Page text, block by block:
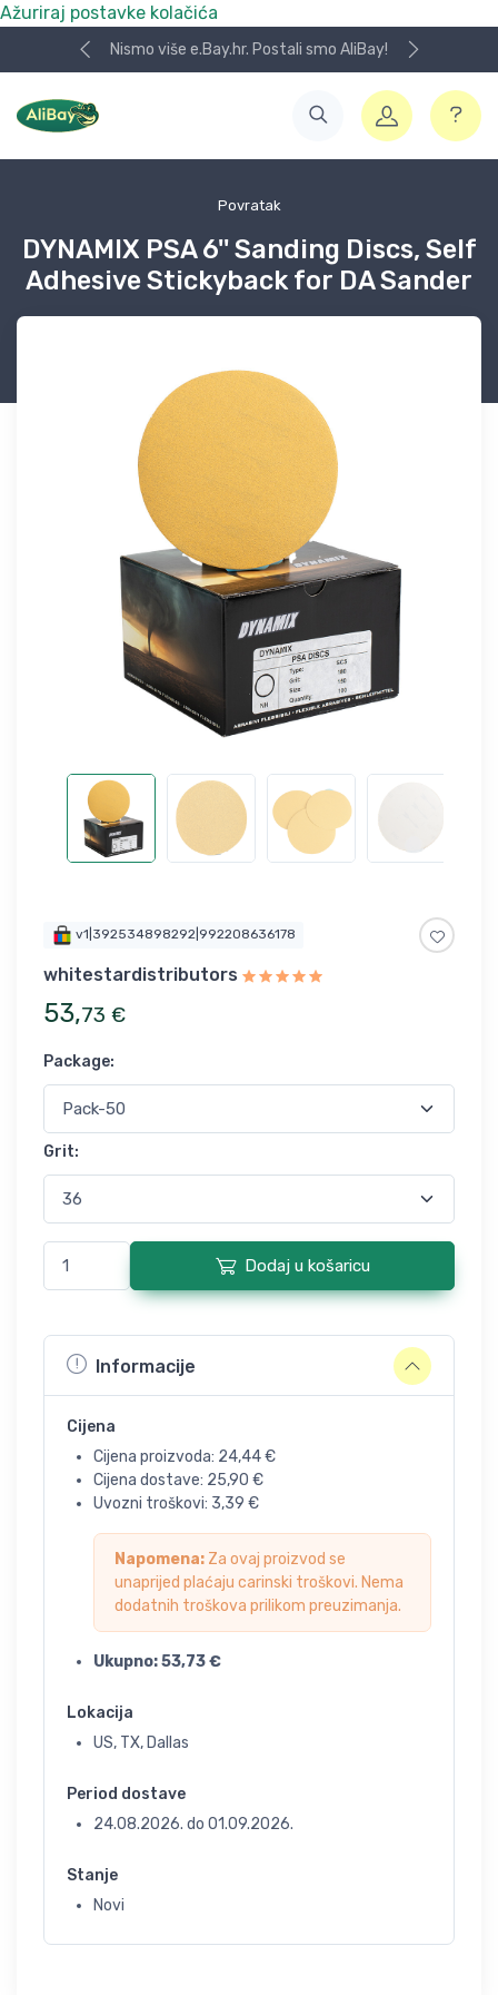
Ažuriraj postavke kolačića
Nismo više e.Bay.hr. Postali smo AliBay!
Povratak
DYNAMIX PSA 6'' Sanding Discs, Self
Adhesive Stickyback for DA Sander
v1|392534898292|992208636178
whitestardistributors
53,73 €
Package:
Grit:
Dodaj u košaricu
Informacije
Cijena
Cijena proizvoda: 24,44€
Cijena dostave: 25,90 €
Uvozni troškovi: 3,39 €
Napomena: Za ovaj proizvod se
unaprijed plaćaju carinski troškovi. Nema
dodatnih troškova prilikom preuzimanja.
Ukupno:53,73€
Lokacija
US, TX, Dallas
Period dostave
24.08.2026. do 01.09.2026.
Stanje
Novi